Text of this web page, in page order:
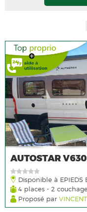
AUTOSTAR
Disponible à EPIEDS
4 places - 2
Proposé parVINCENT